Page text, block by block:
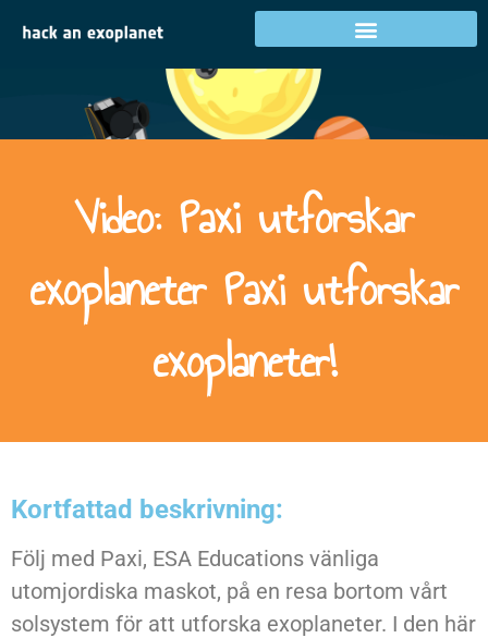
Video: Paxi utforskar
exoplaneter Paxi utforskar
exoplaneter!
Kortfattad beskrivning:
Följ med Paxi, ESA Educations vänliga
utomjordiska maskot, på en resa bortom vårt
solsystem för att utforska exoplaneter. I den här